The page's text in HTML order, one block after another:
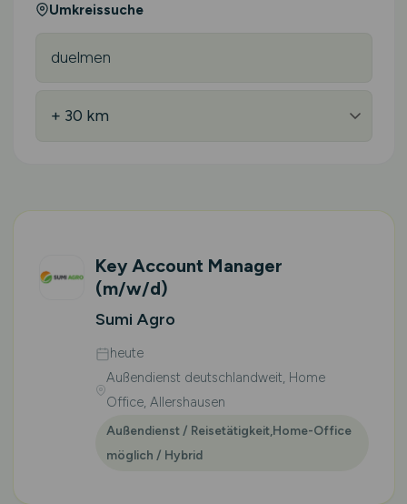
Umkreissuche
Key Account Manager
(m/w/d)
Sumi Agro
heute
Außendienst deutschlandweit, Home
Office, Allershausen
Außendienst / Reisetätigkeit,Home-Office
möglich / Hybrid